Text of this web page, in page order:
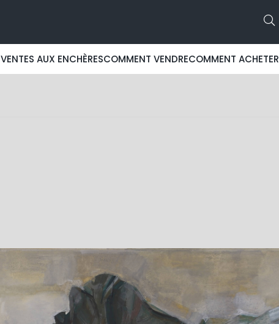
VENTES AUX ENCHÈRESCOMMENT VENDRECOMMENT ACHETER